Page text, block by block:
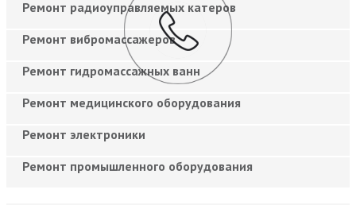
Ремонт радиоуправляемых катеров
Ремонт вибромассажеров
Ремонт гидромассажных ванн
Ремонт медицинского оборудования
Ремонт электроники
Ремонт промышленного оборудования